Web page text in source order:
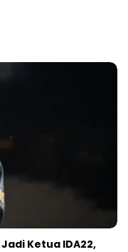
Ketua IDA22,